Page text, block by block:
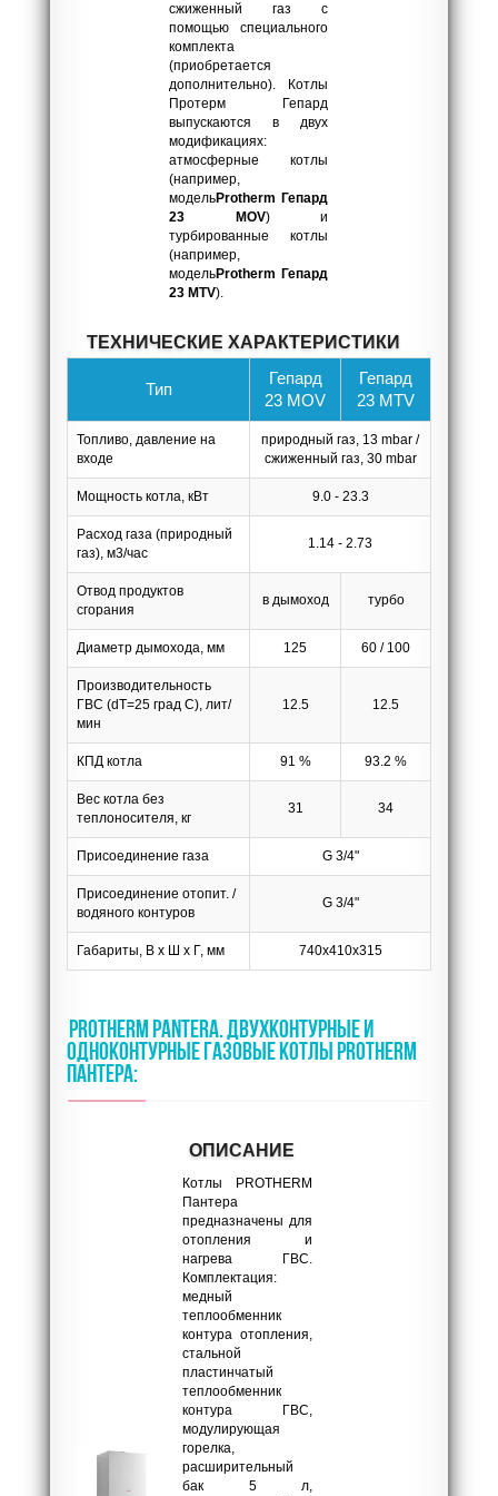
сжиженный газ с
помощью специального
комплекта
(приобретается
дополнительно). Котлы
Протерм Гепард
выпускаются в двух
модификациях:
атмосферные котлы
(например,
модельProtherm Гепард
23 MOV) и
турбированные котлы
(например,
модельProtherm Гепард
23 MTV).
ТЕХНИЧЕСКИЕ ХАРАКТЕРИСТИКИ
Тип
Гепард
23 МOV
Гепард
23 МTV
Топливо, давление на
входе
природный газ, 13 mbar /
сжиженный газ, 30 mbar
Мощность котла, кВт 9.0 - 23.3
Расход газа (природный
газ), м3/час
1.14 - 2.73
Отвод продуктов
сгорания
в дымоход турбо
Диаметр дымохода, мм 125 60 / 100
Производительность
ГВС (dT=25 град С), лит/
мин
12.5 12.5
КПД котла 91 % 93.2 %
Вес котла без
теплоносителя, кг
31 34
Присоединение газа G 3/4"
Присоединение отопит. /
водяного контуров
G 3/4"
Габариты, В х Ш х Г, мм 740х410х315
PROTHERM PANTERA. ДВУХКОНТУРНЫЕ И
ОДНОКОНТУРНЫЕ ГАЗОВЫЕ КОТЛЫ PROTHERM
ПАНТЕРА:
ОПИСАНИЕ
Котлы PROTHERM
Пантера
предназначены для
отопления и
нагрева ГВС.
Комплектация:
медный
теплообменник
контура отопления,
стальной
пластинчатый
теплообменник
контура ГВС,
модулирующая
горелка,
расширительный
бак 5 л,